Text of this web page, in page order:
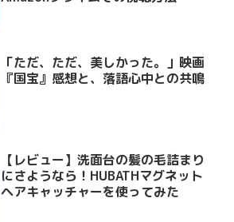
「ただ、ただ、美しかった。」映画
『国宝』感想と、落語心中との共鳴
【レビュー】洗面台の髪の毛詰まり
にさようなら！HUBATHマグネット
ヘアキャッチャーを使ってみた